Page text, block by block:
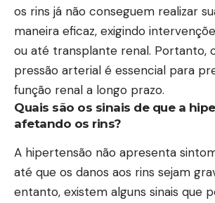
os rins já não conseguem realizar
maneira eficaz, exigindo
ou até transplante renal. Portanto,
pressão arterial é essencial para
função renal a longo prazo.
Quais são os sinais de que a
afetando os rins?
A hipertensão não apresenta
até que os danos aos rins sejam
entanto, existem alguns sinais que